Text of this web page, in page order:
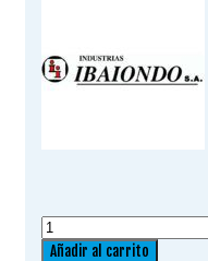
VASO
EXPANSIÓN
Añadir al carrito